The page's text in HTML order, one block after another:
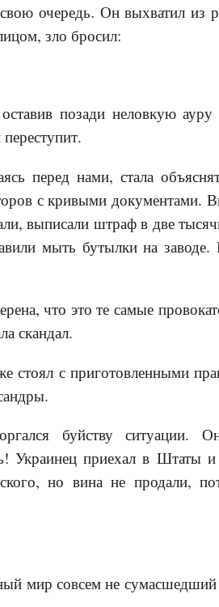
очередь. Он выхватил из
зло бросил:
позади неловкую
перед нами, стала
с кривыми документами.
выписали штраф в две
мыть бутылки на
что это те самые
скандал.
стоял с приготовленными
буйству ситуации.
Украинец приехал в Штаты
но вина не продали,
мир совсем не